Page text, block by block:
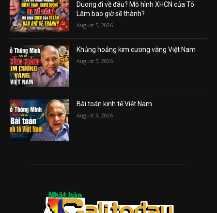
Duong đi về đâu? Mô hình XHCN của Tô
Lâm bao giờ sẽ thành?
August 5, 2026
Khủng hoảng kim cương vàng Việt Nam
August 5, 2026
Bài toán kinh tế Việt Nam
August 3, 2026